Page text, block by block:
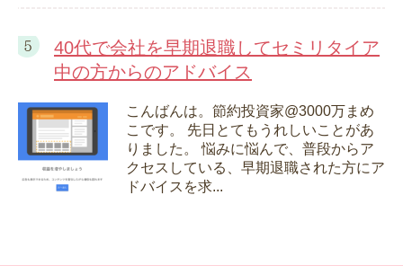
40代で会社を早期退職してセミリタイア
中の方からのアドバイス
こんばんは。節約投資家@3000万まめ
こです。 先日とてもうれしいことがあ
りました。 悩みに悩んで、普段からア
クセスしている、早期退職された方にア
ドバイスを求...